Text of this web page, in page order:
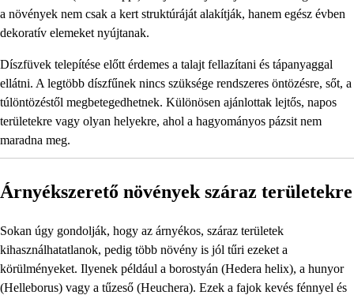
a növények nem csak a kert struktúráját alakítják, hanem egész évben
dekoratív elemeket nyújtanak.
Díszfüvek telepítése előtt érdemes a talajt fellazítani és tápanyaggal
ellátni. A legtöbb díszfűnek nincs szüksége rendszeres öntözésre, sőt, a
túlöntözéstől megbetegedhetnek. Különösen ajánlottak lejtős, napos
területekre vagy olyan helyekre, ahol a hagyományos pázsit nem
maradna meg.
Árnyékszerető növények száraz területekre
Sokan úgy gondolják, hogy az árnyékos, száraz területek
kihasználhatatlanok, pedig több növény is jól tűri ezeket a
körülményeket. Ilyenek például a borostyán (Hedera helix), a hunyor
(Helleborus) vagy a tűzeső (Heuchera). Ezek a fajok kevés fénnyel és